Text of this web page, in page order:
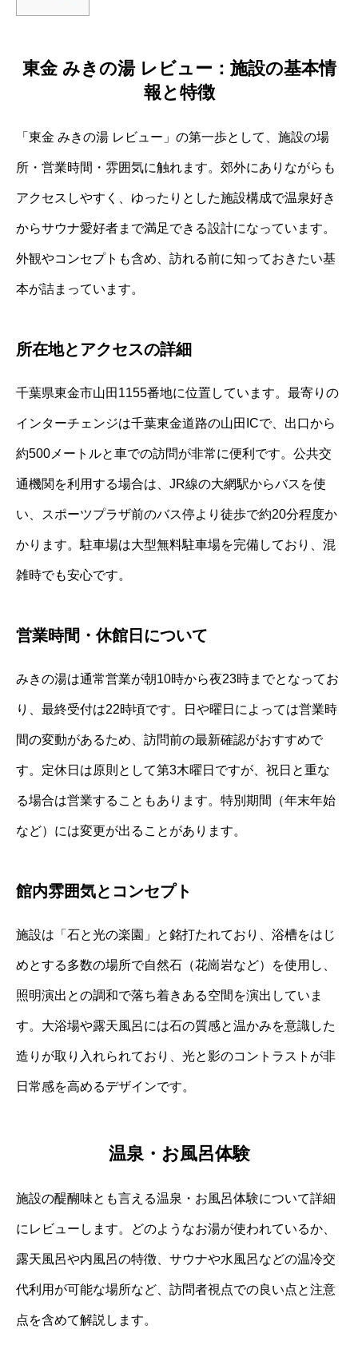
東金 みきの湯 レビュー：施設の基本情
報と特徴
「東金 みきの湯 レビュー」の第一歩として、施設の場
所・営業時間・雰囲気に触れます。郊外にありながらも
アクセスしやすく、ゆったりとした施設構成で温泉好き
からサウナ愛好者まで満足できる設計になっています。
外観やコンセプトも含め、訪れる前に知っておきたい基
本が詰まっています。
所在地とアクセスの詳細
千葉県東金市山田1155番地に位置しています。最寄りの
インターチェンジは千葉東金道路の山田ICで、出口から
約500メートルと車での訪問が非常に便利です。公共交
通機関を利用する場合は、JR線の大網駅からバスを使
い、スポーツプラザ前のバス停より徒歩で約20分程度か
かります。駐車場は大型無料駐車場を完備しており、混
雑時でも安心です。
営業時間・休館日について
みきの湯は通常営業が朝10時から夜23時までとなってお
り、最終受付は22時頃です。日や曜日によっては営業時
間の変動があるため、訪問前の最新確認がおすすめで
す。定休日は原則として第3木曜日ですが、祝日と重な
る場合は営業することもあります。特別期間（年末年始
など）には変更が出ることがあります。
館内雰囲気とコンセプト
施設は「石と光の楽園」と銘打たれており、浴槽をはじ
めとする多数の場所で自然石（花崗岩など）を使用し、
照明演出との調和で落ち着きある空間を演出していま
す。大浴場や露天風呂には石の質感と温かみを意識した
造りが取り入れられており、光と影のコントラストが非
日常感を高めるデザインです。
温泉・お風呂体験
施設の醍醐味とも言える温泉・お風呂体験について詳細
にレビューします。どのようなお湯が使われているか、
露天風呂や内風呂の特徴、サウナや水風呂などの温冷交
代利用が可能な場所など、訪問者視点での良い点と注意
点を含めて解説します。